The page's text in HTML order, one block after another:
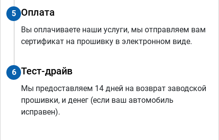
5 Оплата
Вы оплачиваете наши услуги, мы отправляем вам
сертификат на прошивку в электронном виде.
6 Тест-драйв
Мы предоставляем 14 дней на возврат заводской
прошивки, и денег (если ваш автомобиль
исправен).